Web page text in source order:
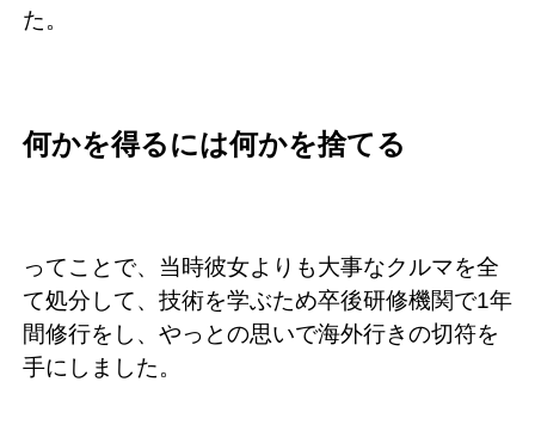
た。
何かを得るには何かを捨てる
ってことで、当時彼女よりも大事なクルマを全
て処分して、技術を学ぶため卒後研修機関で1年
間修行をし、やっとの思いで海外行きの切符を
手にしました。